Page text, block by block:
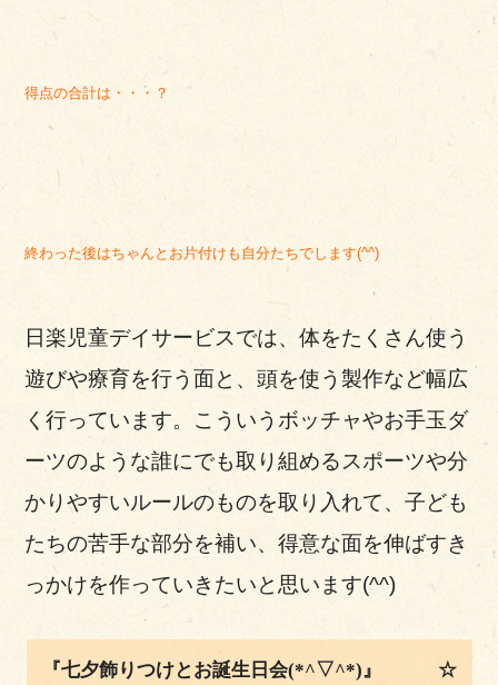
得点の合計は・・・？
終わった後はちゃんとお片付けも自分たちでします(^^)
日楽児童デイサービスでは、体をたくさん使う
遊びや療育を行う面と、頭を使う製作など幅広
く行っています。こういうボッチャやお手玉ダ
ーツのような誰にでも取り組めるスポーツや分
かりやすいルールのものを取り入れて、子ども
たちの苦手な部分を補い、得意な面を伸ばすき
っかけを作っていきたいと思います(^^)
『七夕飾りつけとお誕生日会(*^▽^*)』 ☆